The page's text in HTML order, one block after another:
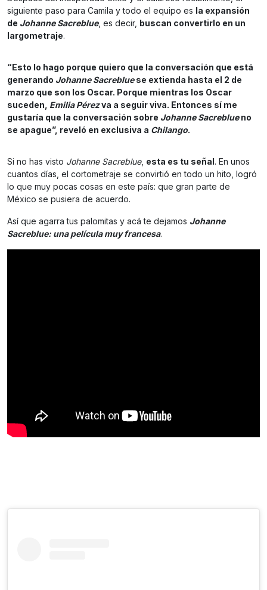
siguiente paso para Camila y todo el equipo es la expansión
de Johanne Sacreblue, es decir, buscan convertirlo en un
largometraje.
“Esto lo hago porque quiero que la conversación que está
generando Johanne Sacrebluese extienda hasta el 2 de
marzo que son los Oscar. Porque mientras los Oscar
suceden, Emilia Pérezva a seguir viva. Entonces sí me
gustaría que la conversación sobre Johanne Sacreblueno
se apague”, reveló en exclusiva a Chilango.
Si no has visto Johanne Sacreblue, esta es tu señal . En unos
cuantos días, el cortometraje se convirtió en todo un hito, logró
lo que muy pocas cosas en este país: que gran parte de
México se pusiera de acuerdo.
Así que agarra tus palomitas y acá te dejamos Johanne
Sacreblue: una película muy francesa.